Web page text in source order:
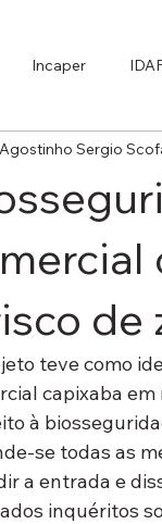
Incaper
Pipericultura
de
Agostinho Sergio
teve como
capixaba
à
se todas as
a entrada e
inquéritos